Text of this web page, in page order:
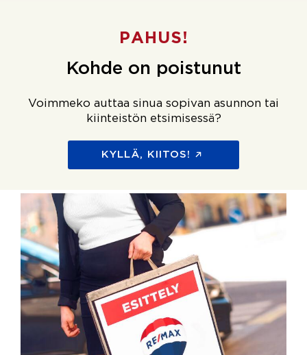
PAHUS!
Kohde on poistunut
Voimmeko auttaa sinua sopivan asunnon tai
kiinteistön etsimisessä?
KYLLÄ, KIITOS!